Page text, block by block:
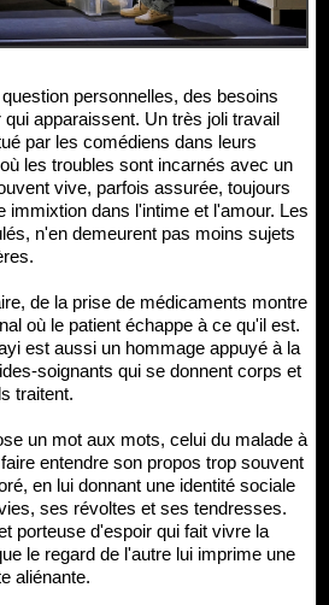
apparaissent. Un très joli travail
par les comédiens dans leurs
les troubles sont incarnés avec un
vive, parfois assurée, toujours
immixtion dans l'intime et l'amour. Les
n'en demeurent pas moins sujets
de la prise de médicaments montre
où le patient échappe à ce qu'il est.
est aussi un hommage appuyé à la
soignants qui se donnent corps et
traitent.
un mot aux mots, celui du malade à
entendre son propos trop souvent
en lui donnant une identité sociale
ses révoltes et ses tendresses.
porteuse d'espoir qui fait vivre la
le regard de l'autre lui imprime une
aliénante.